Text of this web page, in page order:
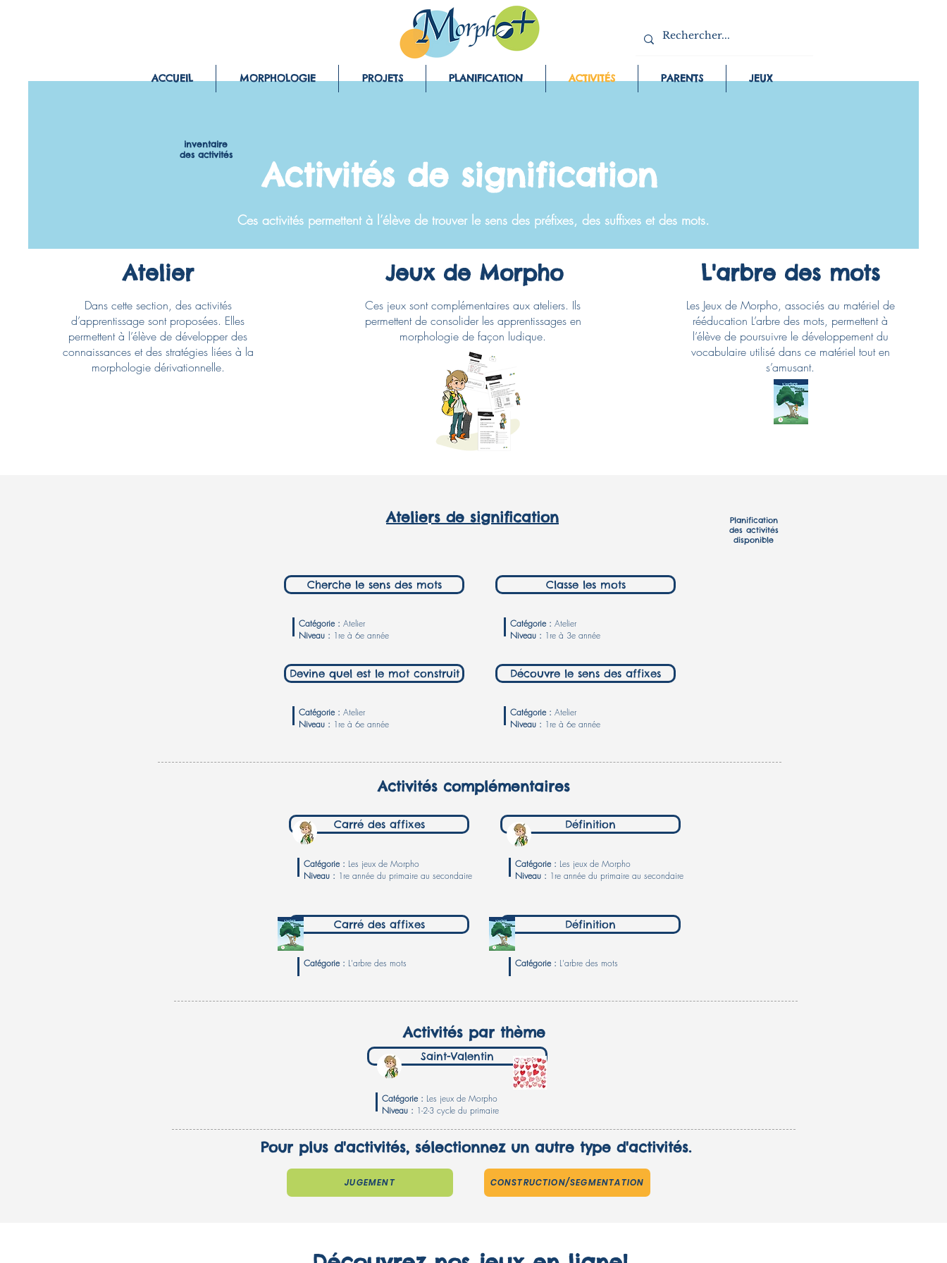
ACCUEIL MORPHOLOGIE PROJETS PLANIFICATION ACTIVITÉS PARENTS JEUX
Activités de signification
inventaire
des activités
Ces activités permettent à l’élève de trouver le sens des préfixes, des suffixes et des mots.
Atelier
Dans cette section, des activités
d’apprentissage sont proposées. Elles
permettent à l’élève de développer des
connaissances et des stratégies liées à la
morphologie dérivationnelle.
Jeux de Morpho
Ces jeux sont complémentaires aux ateliers. Ils
permettent de consolider les apprentissages en
morphologie de façon ludique.
L'arbre des mots
Les Jeux de Morpho, associés au matériel de
rééducation L’arbre des mots, permettent à
l’élève de poursuivre le développement du
vocabulaire utilisé dans ce matériel tout en
s’amusant.
Ateliers de signification
Planification
des activités
disponible
Cherche le sens des mots
Catégorie : Atelier
Niveau : 1re à 6e année
Classe les mots
Catégorie : Atelier
Niveau : 1re à 3e année
Devine quel est le mot construit
Catégorie : Atelier
Niveau : 1re à 6e année
Découvre le sens des affixes
Catégorie : Atelier
Niveau : 1re à 6e année
Activités complémentaires
Définition
Catégorie : Les jeux de Morpho
Niveau : 1re année du primaire au secondaire
Carré des affixes
Catégorie : Les jeux de Morpho
Niveau : 1re année du primaire au secondaire
Carré des affixes Définition
Catégorie : L'arbre des mots Catégorie : L'arbre des mots
Activités par thème
Saint-Valentin
Catégorie : Les jeux de Morpho
Niveau : 1-2-3 cycle du primaire
Pour plus d'activités, sélectionnez un autre type d'activités.
JUGEMENT CONSTRUCTION/SEGMENTATION